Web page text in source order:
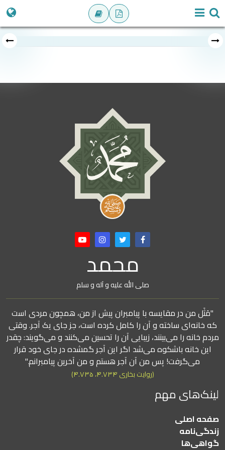
محمد
صلی الله علیه و آله و سلم
"مَثَل من در مقایسه با پیامبران پیش از من، همچون مردی است
که خانه‌ای ساخته و آن را کامل کرده است، جز جای یک آجر. وقتی
مردم خانه را می‌بینند، زیبایی آن را تحسین می‌کنند و می‌گویند: چقدر
این خانه باشکوه می‌شد اگر این آجر گمشده در جای خود قرار
می‌گرفت! پس من آن آجر هستم و من آخرین پیامبرانم."
(روایت بخاری ۴.۷۳۴، ۴.۷۳۵)
لینک‌های مهم
صفحه اصلی
زندگی‌نامه
گواهی‌ها